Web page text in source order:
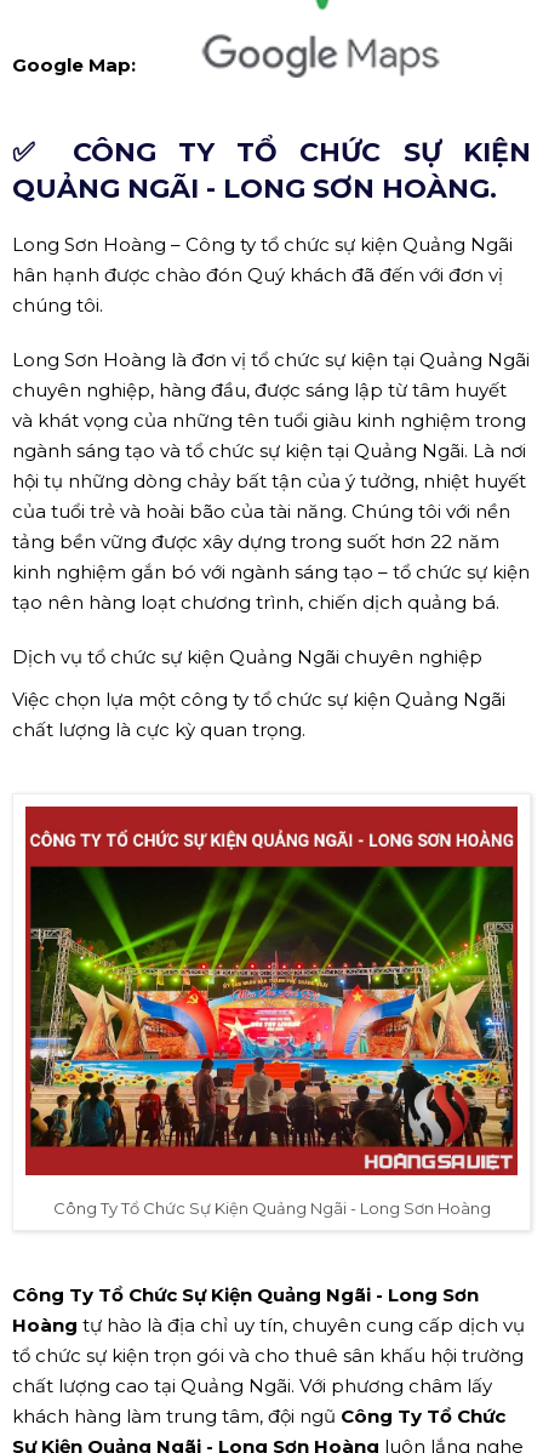
Google Map:
✅ CÔNG TY TỔ CHỨC SỰ KIỆN
QUẢNG NGÃI - LONG SƠN HOÀNG.
Long Sơn Hoàng – Công ty tổ chức sự kiện Quảng Ngãi
hân hạnh được chào đón Quý khách đã đến với đơn vị
chúng tôi.
Long Sơn Hoàng là đơn vị tổ chức sự kiện tại Quảng Ngãi
chuyên nghiệp, hàng đầu, được sáng lập từ tâm huyết
và khát vọng của những tên tuổi giàu kinh nghiệm trong
ngành sáng tạo và tổ chức sự kiện tại Quảng Ngãi. Là nơi
hội tụ những dòng chảy bất tận của ý tưởng, nhiệt huyết
của tuổi trẻ và hoài bão của tài năng. Chúng tôi với nền
tảng bền vững được xây dựng trong suốt hơn 22 năm
kinh nghiệm gắn bó với ngành sáng tạo – tổ chức sự kiện
tạo nên hàng loạt chương trình, chiến dịch quảng bá.
Dịch vụ tổ chức sự kiện Quảng Ngãi chuyên nghiệp
Việc chọn lựa một công ty tổ chức sự kiện Quảng Ngãi
chất lượng là cực kỳ quan trọng.
Công Ty Tổ Chức Sự Kiện Quảng Ngãi - Long Sơn Hoàng
Công Ty Tổ Chức Sự Kiện Quảng Ngãi - Long Sơn
Hoàng tự hào là địa chỉ uy tín, chuyên cung cấp dịch vụ
tổ chức sự kiện trọn gói và cho thuê sân khấu hội trường
chất lượng cao tại Quảng Ngãi. Với phương châm lấy
khách hàng làm trung tâm, đội ngũ Công Ty Tổ Chức
Sự Kiện Quảng Ngãi - Long Sơn Hoàng luôn lắng nghe